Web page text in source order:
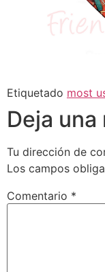
Etiquetado most
Deja
Tu dirección de
Los campos
Comentario *